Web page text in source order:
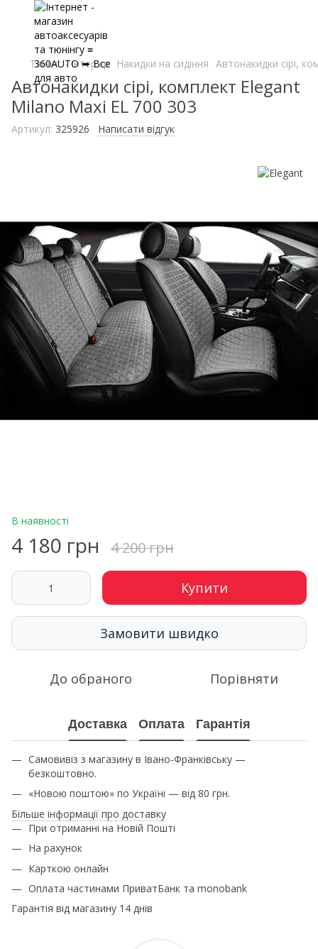
Тюнінг - Інтер'єр Накидки на сидіння Автонакидки сірі,
Автонакидки сірі, комплект Elegant
Milano Maxi EL 700 303
Артикул: 325926 Написати відгук
В наявності
4 180 грн 4 200 грн
Купити
Замовити швидко
До обраного Порівняти
Доставка Оплата Гарантія
Самовивіз з магазину в Івано-Франківську —
безкоштовно.
«Новою поштою» по Україні — від 80 грн.
Більше інформації про доставку
При отриманні на Новій Пошті
На рахунок
Карткою онлайн
Оплата частинами ПриватБанк та monobank
Гарантія від магазину 14 днів